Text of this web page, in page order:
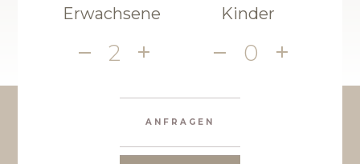
Erwachsene
2
Kinder
0
ANFRAGEN